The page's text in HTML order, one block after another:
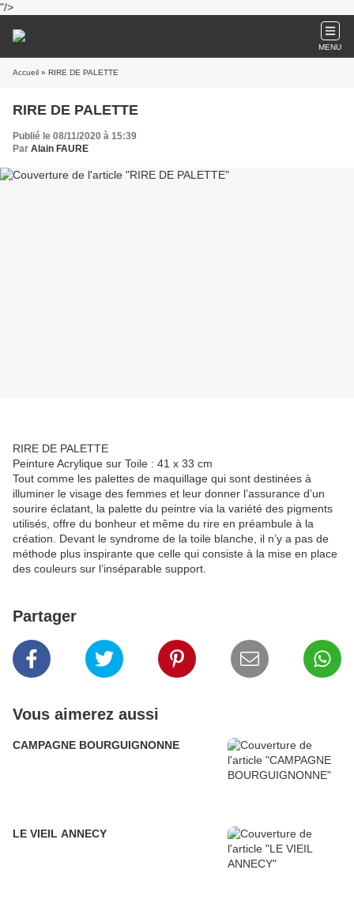
"/>
MENU
Accueil » RIRE DE PALETTE
RIRE DE PALETTE
Publié le 08/11/2020 à 15:39
Par Alain FAURE
RIRE DE PALETTE
Peinture Acrylique sur Toile : 41 x 33 cm
Tout comme les palettes de maquillage qui sont destinées à
illuminer le visage des femmes et leur donner l’assurance d’un
sourire éclatant, la palette du peintre via la variété des pigments
utilisés, offre du bonheur et même du rire en préambule à la
création. Devant le syndrome de la toile blanche, il n’y a pas de
méthode plus inspirante que celle qui consiste à la mise en place
des couleurs sur l’inséparable support.
Partager
Vous aimerez aussi
CAMPAGNE BOURGUIGNONNE
LE VIEIL ANNECY